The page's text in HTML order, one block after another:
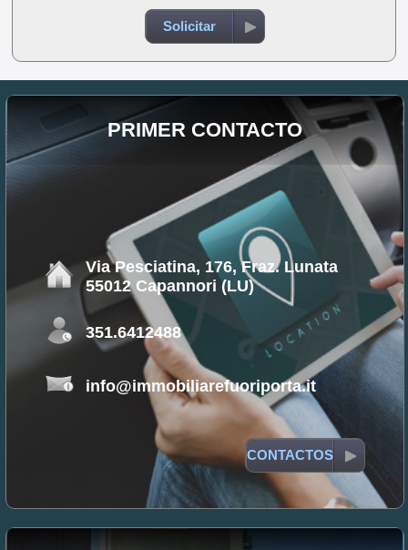
Solicitar
PRIMER CONTACTO
Via Pesciatina, 176, Fraz. Lunata
55012 Capannori (LU)
351.6412488
info@immobiliarefuoriporta.it
CONTACTOS